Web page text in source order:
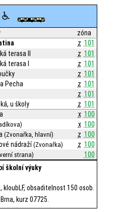
zóna
z 101
terasa II z 101
terasa I z 101
z 101
Pecha z 101
z 101
u školy z 101
x 100
x 100
(Zvonařka, hlavní) z 100
nádraží(Zvonařka) z 100
strana)
100
školní výuky
obsaditelnost 150 osob.
kurz 07725.